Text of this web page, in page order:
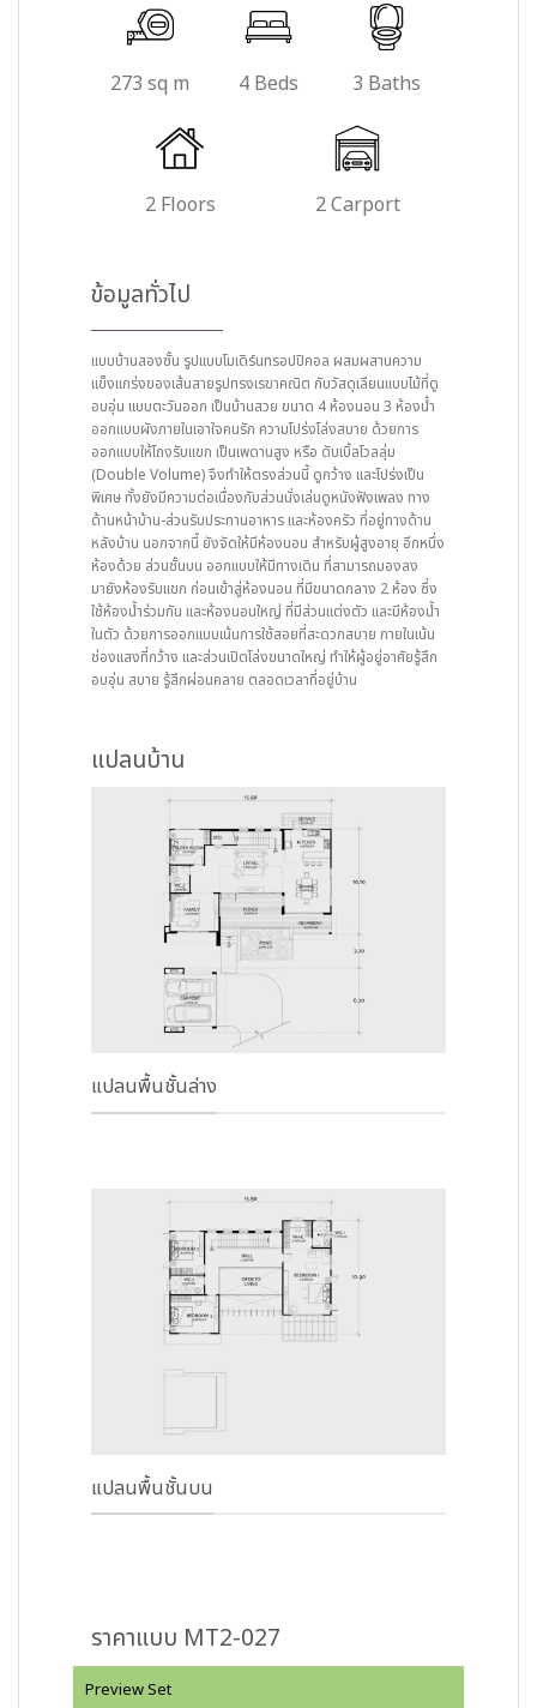
273 sq m 4 Beds 3 Baths
2 Floors 2 Carport
ข้อมูลทั่วไป
แบบบ้านสองชั้น รูปแบบโมเดิร์นทรอปปิคอล ผสมผสานความ
แข็งแกร่งของเส้นสายรูปทรงเรขาคณิต กับวัสดุเลียนแบบไม้ที่ดู
อบอุ่น แบบตะวันออก เป็นบ้านสวย ขนาด 4 ห้องนอน 3 ห้องน้ำ
ออกแบบผังภายในเอาใจคนรัก ความโปร่งโล่งสบาย ด้วยการ
ออกแบบให้โถงรับแขก เป็นเพดานสูง หรือ ดับเบิ้ลโวลลุ่ม
(Double Volume) จึงทำให้ตรงส่วนนี้ ดูกว้าง และโปร่งเป็น
พิเศษ ทั้งยังมีความต่อเนื่องกับส่วนนั่งเล่นดูหนังฟังเพลง ทาง
ด้านหน้าบ้าน-ส่วนรับประทานอาหาร และห้องครัว ที่อยู่ทางด้าน
หลังบ้าน นอกจากนี้ ยังจัดให้มีห้องนอน สำหรับผู้สูงอายุ อีกหนึ่ง
ห้องด้วย ส่วนชั้นบน ออกแบบให้มีทางเดิน ที่สามารถมองลง
มายังห้องรับแขก ก่อนเข้าสู่ห้องนอน ที่มีขนาดกลาง 2 ห้อง ซึ่ง
ใช้ห้องน้ำร่วมกัน และห้องนอนใหญ่ ที่มีส่วนแต่งตัว และมีห้องน้ำ
ในตัว ด้วยการออกแบบเน้นการใช้สอยที่สะดวกสบาย ภายในเน้น
ช่องแสงที่กว้าง และส่วนเปิดโล่งขนาดใหญ่ ทำให้ผู้อยู่อาศัยรู้สึก
อบอุ่น สบาย รู้สึกผ่อนคลาย ตลอดเวลาที่อยู่บ้าน
แปลนบ้าน
แปลนพื้นชั้นล่าง
แปลนพื้นชั้นบน
ราคาแบบ MT2-027
Preview Set